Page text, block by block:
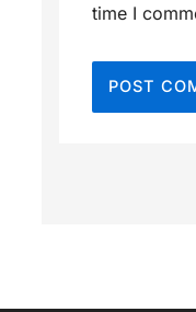
time I